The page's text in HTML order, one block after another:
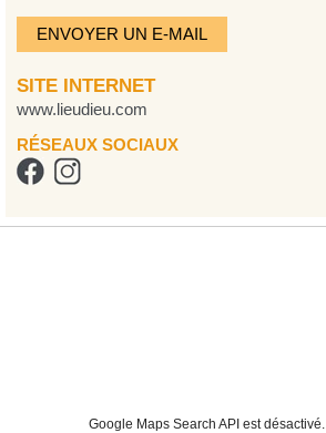
ENVOYER UN E-MAIL
SITE INTERNET
www.lieudieu.com
RÉSEAUX SOCIAUX
Google Maps Search API est désactivé.